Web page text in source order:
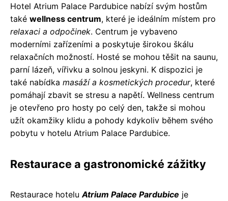
Hotel Atrium Palace Pardubice nabízí svým hostům
také wellness centrum, které je ideálním místem pro
relaxaci a odpočinek. Centrum je vybaveno
moderními zařízeními a poskytuje širokou škálu
relaxačních možností. Hosté se mohou těšit na saunu,
parní lázeň, vířivku a solnou jeskyni. K dispozici je
také nabídka masáží a kosmetických procedur, které
pomáhají zbavit se stresu a napětí. Wellness centrum
je otevřeno pro hosty po celý den, takže si mohou
užít okamžiky klidu a pohody kdykoliv během svého
pobytu v hotelu Atrium Palace Pardubice.
Restaurace a gastronomické zážitky
Restaurace hotelu Atrium Palace Pardubice je